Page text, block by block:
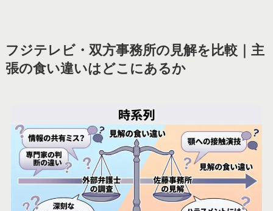
フジテレビ・双方事務所の見解を比較｜主
張の食い違いはどこにあるか